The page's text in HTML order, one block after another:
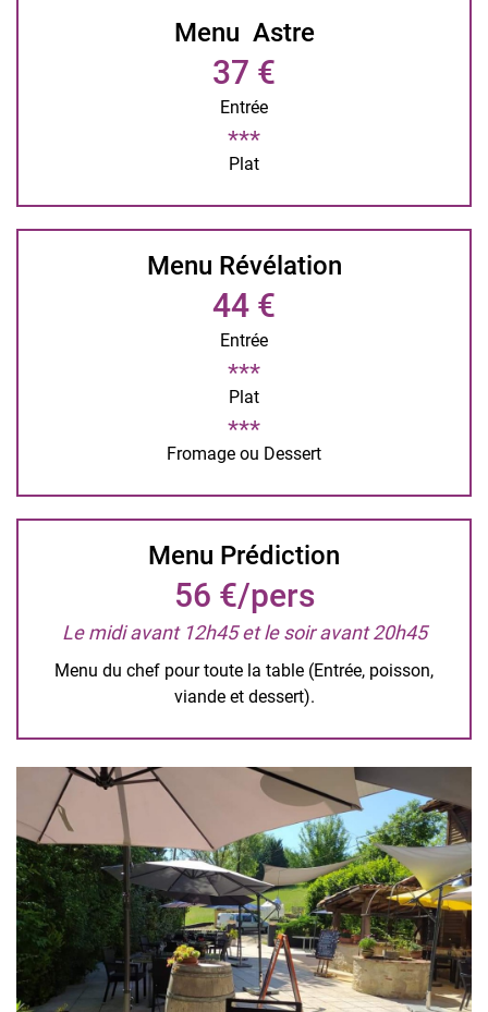
Menu Astre
37 €
Entrée
Plat
Menu Révélation
44 €
Entrée
Plat
Fromage ou Dessert
Menu Prédiction
56 €/pers
Le midi avant 12h45 et le soir avant 20h45
Menu du chef pour toute la table (Entrée, poisson,
viande et dessert).